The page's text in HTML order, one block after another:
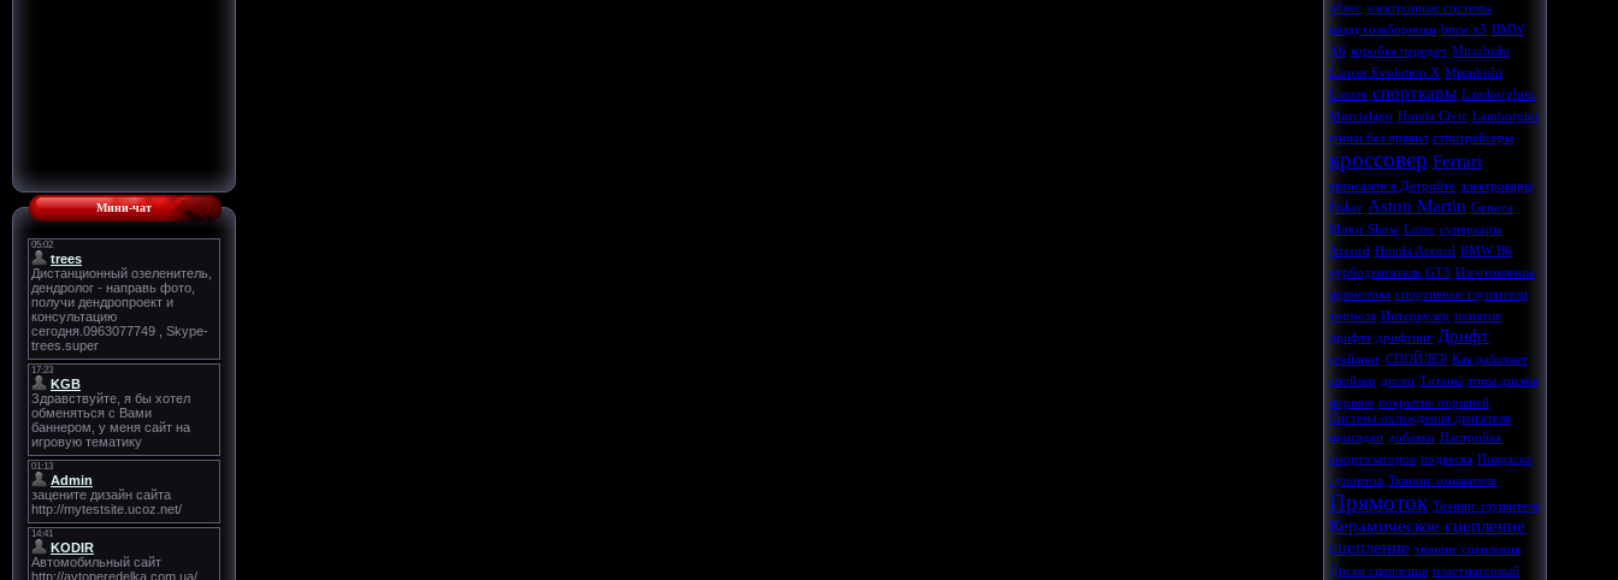
Мини-чат
обвес электронные системы
воздухозаборники bmw x5 BMW
X6 коробка передач Mitsubishi
Lancer Evolution X Mitsubishi
Lancer спорткары Lamborghini
Murcielago Honda Civic Lamborgini
гонки без правил стритрейсеры
кроссовер Ferrari
автосалон в Детройте электрокары
Fisker Aston Martin Geneva
Motor Show Lotec суперкары
Accord Honda Accord BMW B6
турбодвигатель GT3 Изготовление
прямотока спортивные глушители
тормоза Интеркулер понятия
дрифта дрифтинг Дрифт
стайлинг СПОЙЛЕР Как работает
спойлер диски Титаны типы дисков
поршня покрытие поршней
Система охлаждения двигателя
присадки добавки Настройка
амортизаторов подвеска Покраска
супортов Тюнинг омывателя
Прямоток Тюнинг глушителя
Керамическое сцепление
сцепление тюнинг сцепления
Диски сцепления пластмассовый